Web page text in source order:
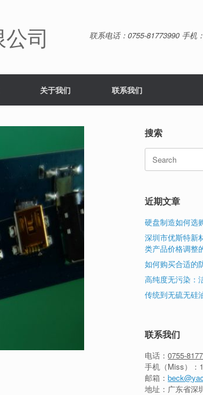
司 联系电话：0755-81773990 手机
关于我们 联系我们
搜索
Search
for:
近期文章
硬盘制造如何选
深圳市优斯特新
类产品价格调整
如何购买合适的
高纯度无污染：
传统到无硫无硅
联系我们
电话：0755-
手机（Miss）：
邮箱：
地址：广东省深